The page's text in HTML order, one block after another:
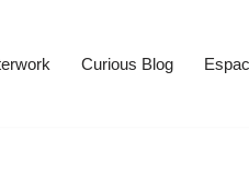
Curious Blog